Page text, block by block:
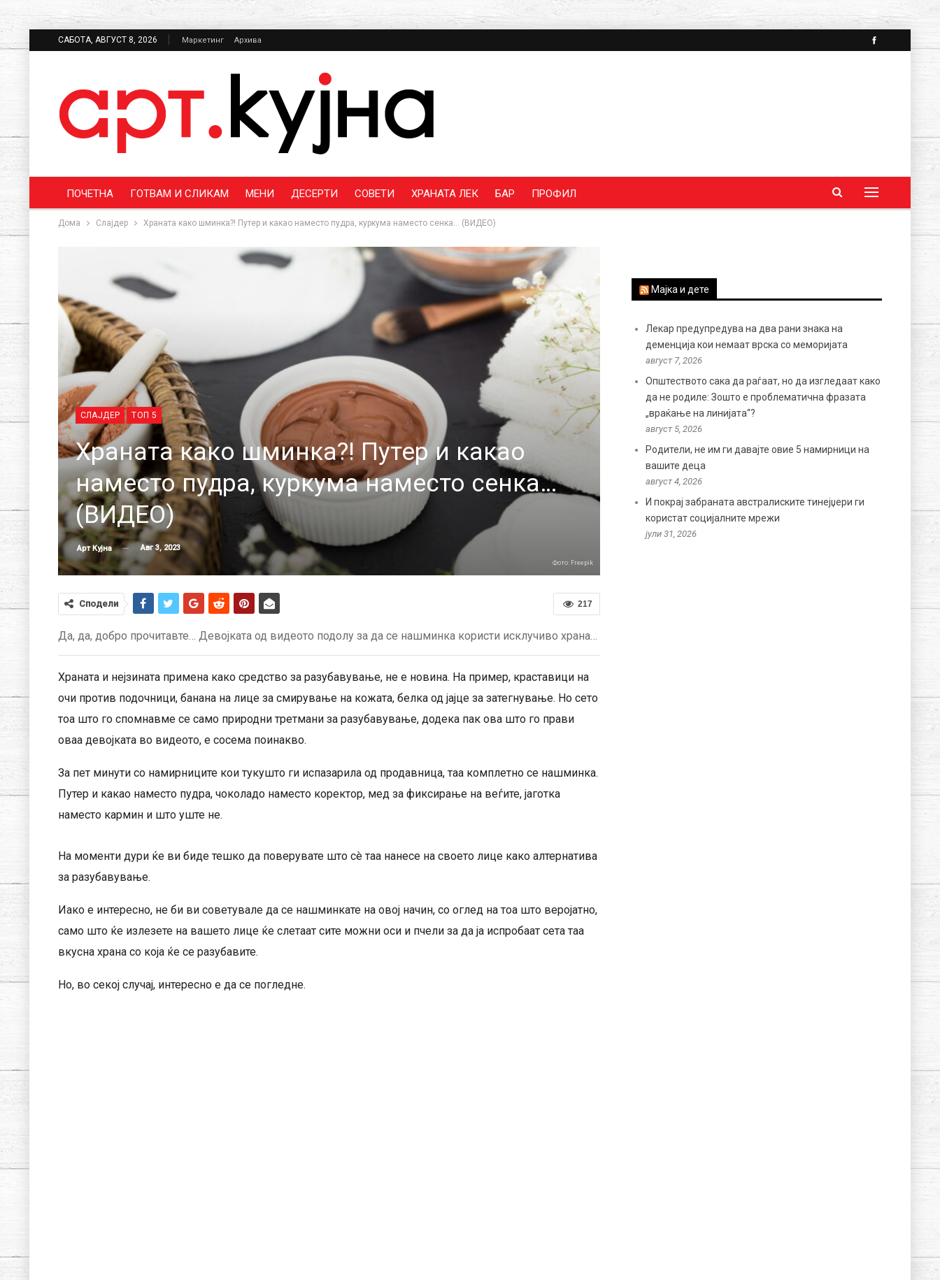
САБОТА, АВГУСТ 8, 2026 Маркетинг Архива
ПОЧЕТНА ГОТВАМ И СЛИКАМ МЕНИ ДЕСЕРТИ СОВЕТИ ХРАНАТА ЛЕК БАР ПРОФИЛ
Дома Слајдер Храната како шминка?! Путер и какао наместо пудра, куркума наместо сенка… (ВИДЕО)
СЛАЈДЕР ТОП 5
Храната како шминка?! Путер и какао
наместо пудра, куркума наместо сенка…
(ВИДЕО)
Арт Кујна Авг 3, 2023
Фото: Freepik
217
Сподели
Да, да, добро прочитавте… Девојката од видеото подолу за да се нашминка користи исклучиво храна…
Храната и нејзината примена како средство за разубавување, не е новина. На пример, краставици на
очи против подочници, банана на лице за смирување на кожата, белка од јајце за затегнување. Но сето
тоа што го спомнавме се само природни третмани за разубавување, додека пак ова што го прави
оваа девојката во видеото, е сосема поинакво.
За пет минути со намирниците кои тукушто ги испазарила од продавница, таа комплетно се нашминка.
Путер и какао наместо пудра, чоколадо наместо коректор, мед за фиксирање на веѓите, јаготка
наместо кармин и што уште не.
На моменти дури ќе ви биде тешко да поверувате што сè таа нанесе на своето лице како алтернатива
за разубавување.
Иако е интересно, не би ви советувале да се нашминкате на овој начин, со оглед на тоа што веројатно,
само што ќе излезете на вашето лице ќе слетаат сите можни оси и пчели за да ја испробаат сета таа
вкусна храна со која ќе се разубавите.
Но, во секој случај, интересно е да се погледне.
Мајка и дете
Лекар предупредува на два рани знака на
деменција кои немаат врска со меморијата
август 7, 2026
Општеството сака да раѓаат, но да изгледаат како
да не родиле: Зошто е проблематична фразата
„враќање на линијата“?
август 5, 2026
Родители, не им ги давајте овие 5 намирници на
вашите деца
август 4, 2026
И покрај забраната австралиските тинејџери ги
користат социјалните мрежи
јули 31, 2026